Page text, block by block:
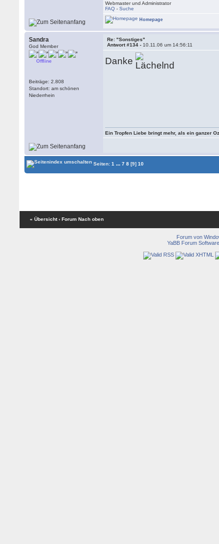
Webmaster und Administrator
FAQ -Suche
Homepage
Sandra
God Member
Offline
Beiträge: 2.808
Standort: am schönen
Niederrhein
Re: "Sonstiges"
Antwort #134 - 10.11.06 um 14:56:11
Danke
Ein Tropfen Liebe bringt mehr, als ein ganzer
Seiten:1 ... 7 8 [9] 10
« Übersicht ‹ Forum Nach oben
Forum von
YaBB Forum Software